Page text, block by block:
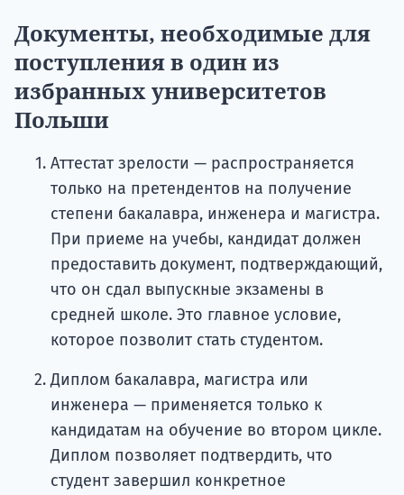
Документы, необходимые для
поступления в один из
избранных университетов
Польши
Аттестат зрелости — распространяется
только на претендентов на получение
степени бакалавра, инженера и магистра.
При приеме на учебы, кандидат должен
предоставить документ, подтверждающий,
что он сдал выпускные экзамены в
средней школе. Это главное условие,
которое позволит стать студентом.
Диплом бакалавра, магистра или
инженера — применяется только к
кандидатам на обучение во втором цикле.
Диплом позволяет подтвердить, что
студент завершил конкретное